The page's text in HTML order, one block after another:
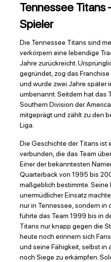
Tennessee Titans
Spieler
Die Tennessee Titans sind
verkörpern eine lebendige
Jahre zurückreicht.
gegründet, zog das
und wurde zwei Jahre später
umbenannt. Seitdem hat das
Southern Division der
mitgeprägt und zählt zu den
Liga.
Die Geschichte der Titans ist
verbunden, die das Team
Einer der bekanntesten
Quarterback von 1995 bis
maßgeblich bestimmte.
unermüdlicher Einsatz
nur in Tennessee, sondern in
führte das Team 1999 bis in
Titans nur knapp gegen die
heute noch erinnern sich
und seine Fähigkeit, selbst in
noch Siege zu erkämpfen.